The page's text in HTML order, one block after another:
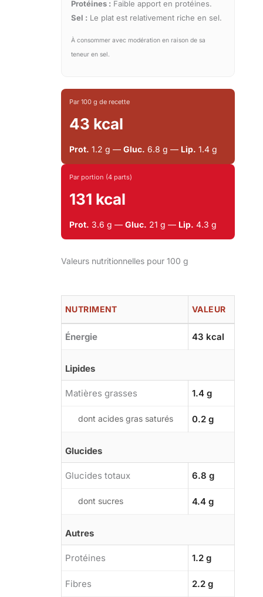
Protéines : Faible apport en protéines.
Sel : Le plat est relativement riche en sel.
À consommer avec modération en raison de sa
teneur en sel.
Par 100 g de recette
43 kcal
Prot. 1.2 g — Gluc. 6.8 g — Lip. 1.4 g
Par portion (4 parts)
131 kcal
Prot. 3.6 g — Gluc. 21 g — Lip. 4.3 g
Valeurs nutritionnelles pour 100 g
NUTRIMENT VALEUR
Énergie 43 kcal
Lipides
Matières grasses 1.4 g
dont acides gras saturés 0.2 g
Glucides
Glucides totaux 6.8 g
dont sucres 4.4 g
Autres
Protéines 1.2 g
Fibres 2.2 g